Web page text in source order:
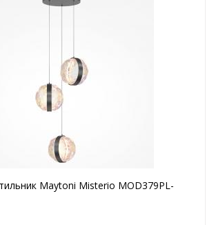
Maytoni Misterio MOD379PL-